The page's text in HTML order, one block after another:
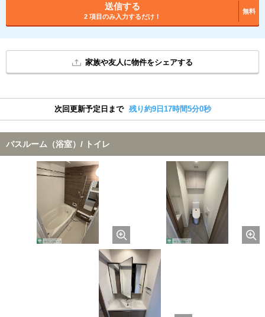
送信する
2 項目のみ入力するだけ！
無料
家族や友人に物件をシェアする
次回更新予定日まで 残り約9日17時間4分59秒
バスルーム（浴室）/ トイレ